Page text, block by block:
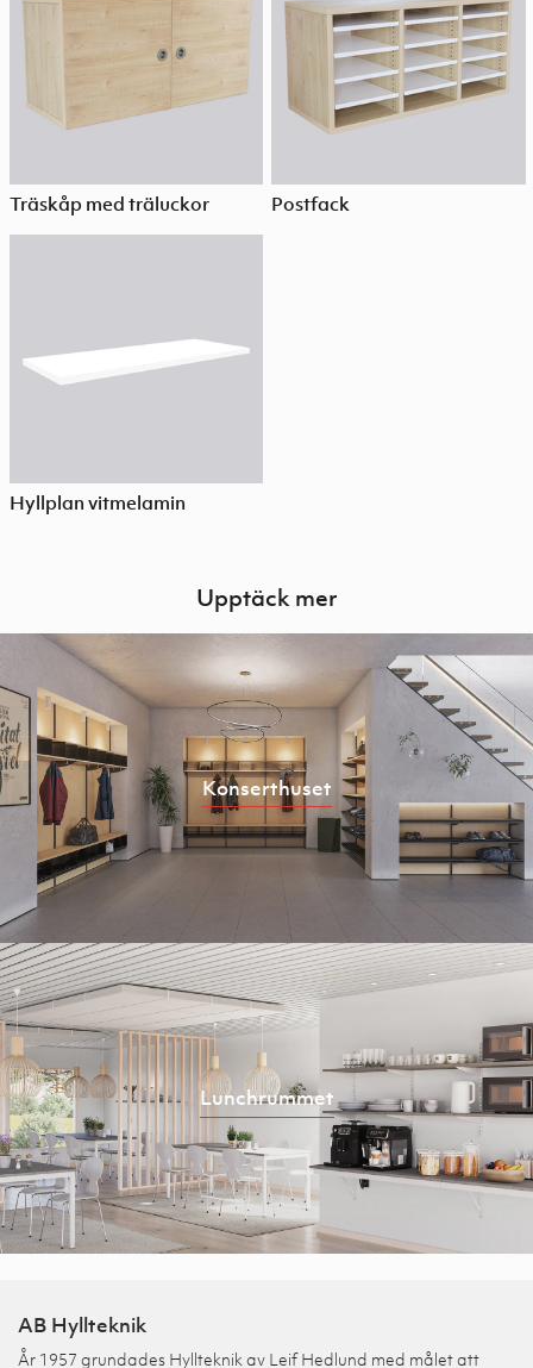
Träskåp med träluckor Postfack
Hyllplan vitmelamin
Upptäck mer
Konserthuset
Lunchrummet
AB Hyllteknik
År 1957 grundades Hyllteknik av Leif Hedlund med målet att